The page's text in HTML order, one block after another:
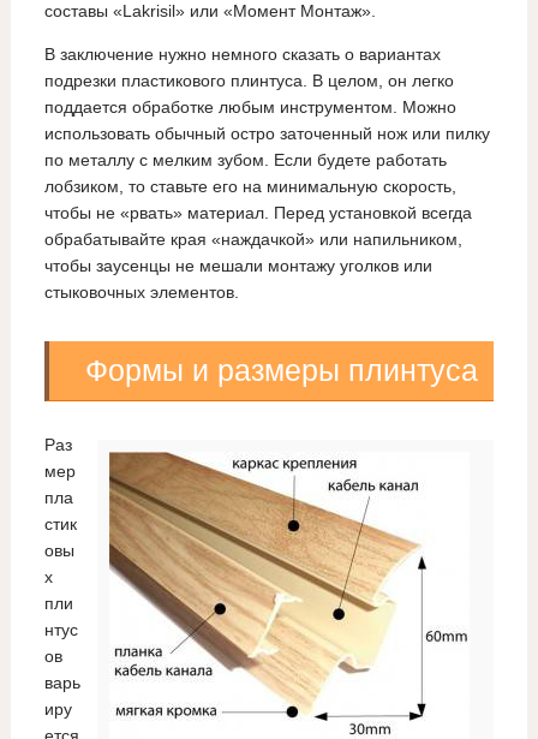
составы «Lakrisil» или «Момент Монтаж».
В заключение нужно немного сказать о вариантах
подрезки пластикового плинтуса. В целом, он легко
поддается обработке любым инструментом. Можно
использовать обычный остро заточенный нож или пилку
по металлу с мелким зубом. Если будете работать
лобзиком, то ставьте его на минимальную скорость,
чтобы не «рвать» материал. Перед установкой всегда
обрабатывайте края «наждачкой» или напильником,
чтобы заусенцы не мешали монтажу уголков или
стыковочных элементов.
Формы и размеры плинтуса
Раз
мер
пла
стик
овы
х
пли
нтус
ов
варь
иру